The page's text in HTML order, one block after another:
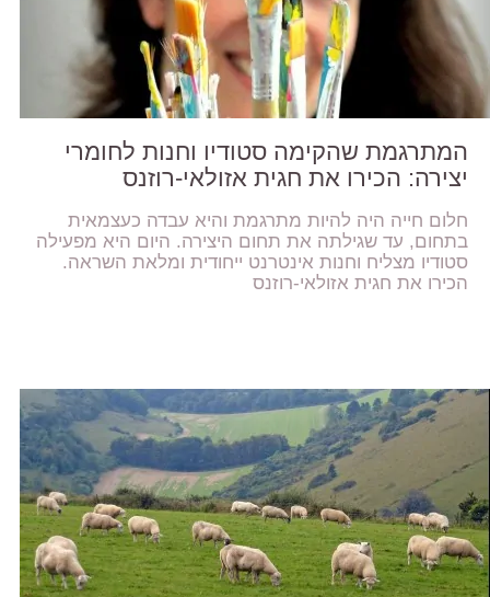
המתרגמת שהקימה סטודיו וחנות לחומרי
יצירה: הכירו את חגית אזולאי-רוזנס
חלום חייה היה להיות מתרגמת והיא עבדה כעצמאית
בתחום, עד שגילתה את תחום היצירה. היום היא מפעילה
סטודיו מצליח וחנות אינטרנט ייחודית ומלאת השראה.
הכירו את חגית אזולאי-רוזנס